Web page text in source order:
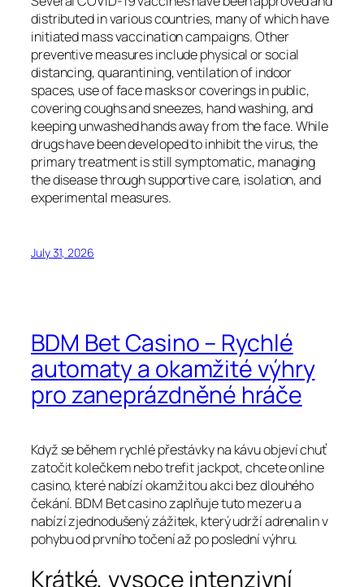
distributed in various countries, many of which have
initiated mass vaccination campaigns. Other
preventive measures include physical or social
distancing, quarantining, ventilation of indoor
spaces, use of face masks or coverings in public,
covering coughs and sneezes, hand washing, and
keeping unwashed hands away from the face. While
drugs have been developed to inhibit the virus, the
primary treatment is still symptomatic, managing
the disease through supportive care, isolation, and
experimental measures.
July 31, 2026
BDM Bet Casino – Rychlé
automaty a okamžité výhry
pro zaneprázdněné hráče
Když se během rychlé přestávky na kávu objeví chuť
zatočit kolečkem nebo trefit jackpot, chcete online
casino, které nabízí okamžitou akci bez dlouhého
čekání. BDM Bet casino zaplňuje tuto mezeru a
nabízí zjednodušený zážitek, který udrží adrenalin v
pohybu od prvního točení až po poslední výhru.
Krátké, vysoce intenzivní